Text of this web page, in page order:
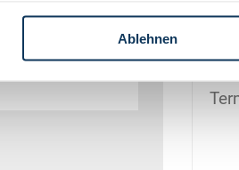
Ablehnen